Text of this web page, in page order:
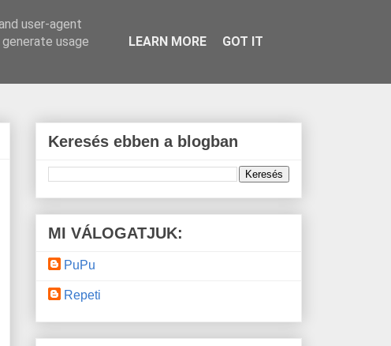
Keresés ebben a blogban
MI VÁLOGATJUK:
PuPu
Repeti
user-agent
usage
LEARN MORE GOT IT